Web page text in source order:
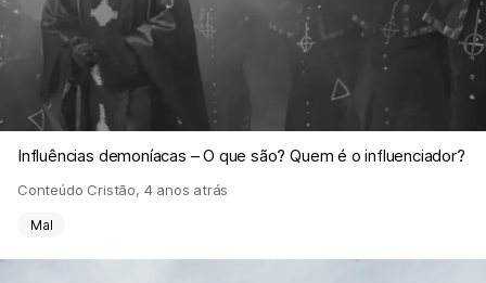
Influências demoníacas – O que são? Quem é o influenciador?
Conteúdo Cristão, 4 anos atrás
Mal